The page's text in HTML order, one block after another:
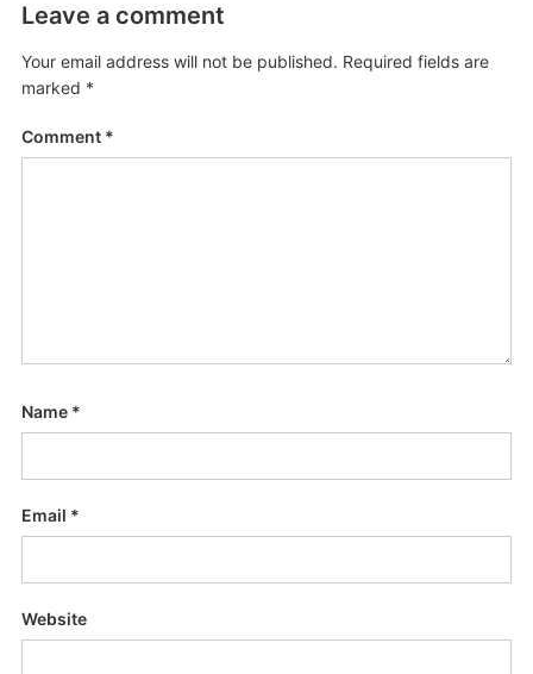
Leave a comment
Your email address will not be published. Required fields are
marked *
Comment *
Name *
Email *
Website